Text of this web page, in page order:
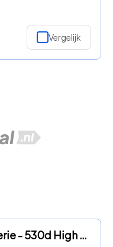
Vergelijk
BMW 5-serie - 530d High Executive Automaat | Leder | Camera | Navigatie |